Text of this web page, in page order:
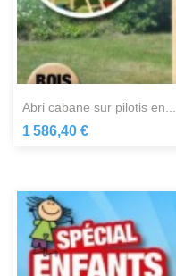
abri cabane sur pilotis en...
1 586,40 €